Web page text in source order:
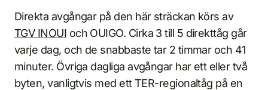
Direkta avgångar på den här sträckan körs av
TGV INOUI och OUIGO. Cirka 3 till 5 direkttåg går
varje dag, och de snabbaste tar 2 timmar och 41
minuter. Övriga dagliga avgångar har ett eller två
byten, vanligtvis med ett TER-regionaltåg på en